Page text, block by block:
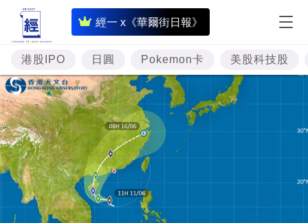
經一 x《華爾街日報》
即
時
財
經
專
題
投
資
樓
市
港股IPO 日圓 Pokemon卡 美股科技股